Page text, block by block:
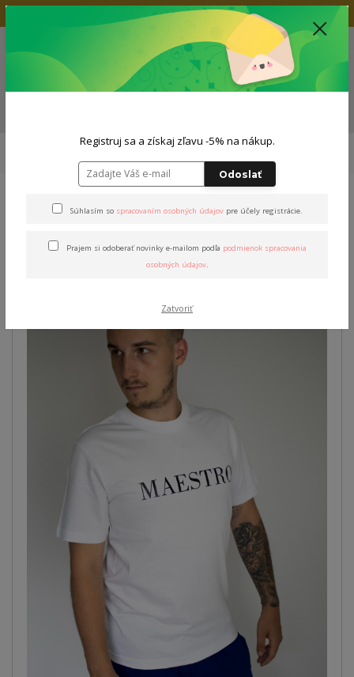
Doprava zadarmo nad 80€
0
0,00 EUR
Pánske tričká S krátkym rukávom
Tričko "MAESTRO"
Tričko "MAESTRO" pánske
Registruj sa a získaj zľavu -5% na nákup.
Odoslať
Súhlasím so spracovaním osobných údajovpre účely registrácie.
Prajem si odoberať novinky e-mailom podľa podmienok spracovania
osobných údajov.
Zatvoriť